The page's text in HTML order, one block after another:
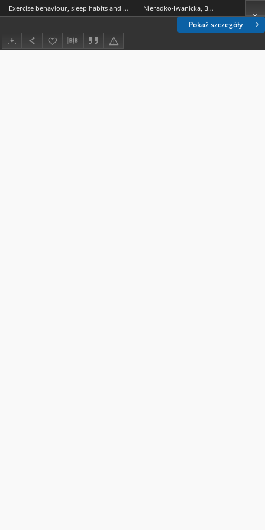
Pokaż szczegóły
Exercise behaviour, sleep habits and time management among students of Medical University of Lublin Nieradko-Iwanicka, Barbara.; Borzęcki, Andrzej.